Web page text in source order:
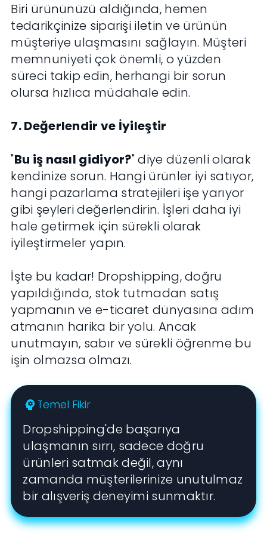
Biri ürününüzü aldığında, hemen
tedarikçinize siparişi iletin ve ürünün
müşteriye ulaşmasını sağlayın. Müşteri
memnuniyeti çok önemli, o yüzden
süreci takip edin, herhangi bir sorun
olursa hızlıca müdahale edin.
7. Değerlendir ve İyileştir
"Bu iş nasıl gidiyor?" diye düzenli olarak
kendinize sorun. Hangi ürünler iyi satıyor,
hangi pazarlama stratejileri işe yarıyor
gibi şeyleri değerlendirin. İşleri daha iyi
hale getirmek için sürekli olarak
iyileştirmeler yapın.
İşte bu kadar! Dropshipping, doğru
yapıldığında, stok tutmadan satış
yapmanın ve e-ticaret dünyasına adım
atmanın harika bir yolu. Ancak
unutmayın, sabır ve sürekli öğrenme bu
işin olmazsa olmazı.
psychology Temel Fikir
Dropshipping'de başarıya
ulaşmanın sırrı, sadece doğru
ürünleri satmak değil, aynı
zamanda müşterilerinize unutulmaz
bir alışveriş deneyimi sunmaktır.